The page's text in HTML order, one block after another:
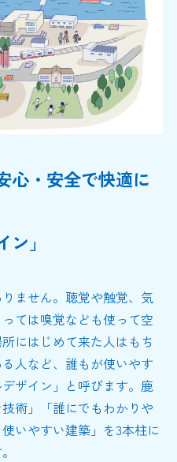
心・安全で快適に
」
ません。聴覚や触覚、気
ては嗅覚なども使って空
にはじめて来た人はもち
人など、誰もが使いやす
ザイン」と呼びます。鹿
術」「誰にでもわかりや
いやすい建築」を3本柱に